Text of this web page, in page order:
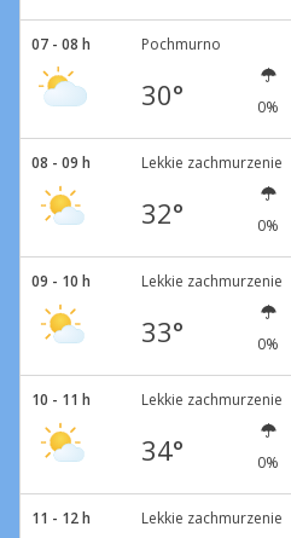
07 - 08 h Pochmurno
30° 0%
08 - 09 h Lekkie zachmurzenie
32° 0%
09 - 10 h Lekkie zachmurzenie
33° 0%
10 - 11 h Lekkie zachmurzenie
34° 0%
11 - 12 h Lekkie zachmurzenie